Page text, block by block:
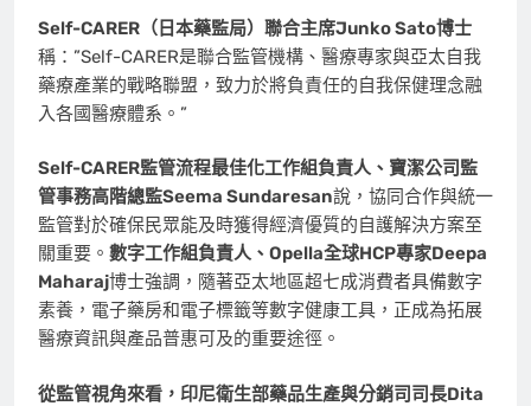
Self-CARER（日本藥監局）聯合主席Junko Sato博士
稱：”Self-CARER是聯合監管機構、醫療專家與亞太自我
藥療產業的戰略聯盟，致力於將負責任的自我保健理念融
入各國醫療體系。”
Self-CARER監管流程最佳化工作組負責人、寶潔公司監
管事務高階總監Seema Sundaresan說，協同合作與統一
監管對於確保民眾能及時獲得經濟優質的自護解決方案至
關重要。 數字工作組負責人、 Opella全球HCP專家Deepa
Maharaj博士強調，隨著亞太地區超七成消費者具備數字
素養，電子藥房和電子標籤等數字健康工具，正成為拓展
醫療資訊與產品普惠可及的重要途徑。
從監管視角來看，印尼衛生部藥品生產與分銷司司長Dita